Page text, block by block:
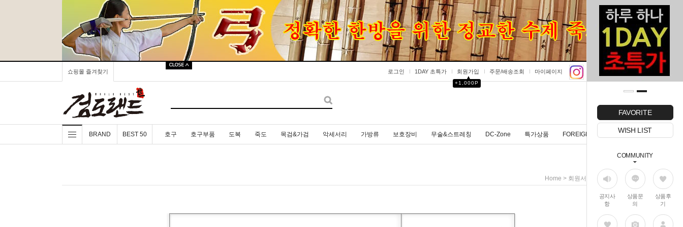
FAVORITE
WISH LIST
COMMUNITY
공지사
항
상품문
의
상품후
기
쇼핑몰 즐겨찾기 로그인 1DAY 초특가 회원가입
▲
+1,000P
주문/배송조회 마이페이지
BRAND BEST 50 호구 호구부품 도복 죽도 목검&가검 악세서리 가방류 보호장비 무술&스트레칭 DC-Zone 특가상품 FOREIGNER
Home > 회원서비스 > Login